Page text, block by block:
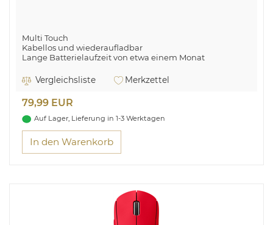
Multi Touch
Kabellos und wiederaufladbar
Lange Batterielaufzeit von etwa einem Monat
Vergleichsliste
Merkzettel
79,99 EUR
Auf Lager, Lieferung in 1-3 Werktagen
In den Warenkorb